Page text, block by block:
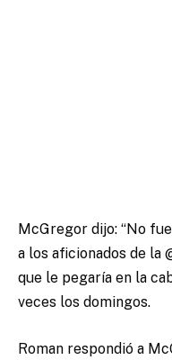
McGregor dijo: “No
a los aficionados de la
que le pegaría en la
veces los domingos.
Roman respondió a